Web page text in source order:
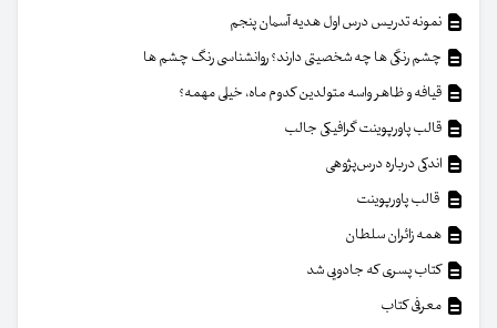
نمونه تدریس درس اول هدیه آسمان پنجم
چشم رنگی ها چه شخصیتی دارند؟ روانشناسی رنگ چشم ها
قیافه و ظاهر واسه متولدین کدوم ماه، خیلی مهمه؟
قالب پاورپوینت گرافیکی جالب
اندکی درباره درس‌پژوهی
قالب پاورپوینت
همه زائران سلطان
کتاب پسری که جادویی شد
معرفی کتاب